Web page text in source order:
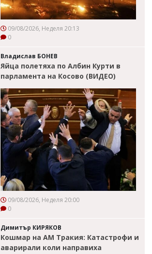
09/08/2026, Неделя 20:13
0
Владислав БОНЕВ
Яйца полетяха по Албин Курти в
парламента на Косово (ВИДЕО)
09/08/2026, Неделя 20:00
0
Димитър КИРЯКОВ
Кошмар на АМ Тракия: Катастрофи и
аварирали коли направиха